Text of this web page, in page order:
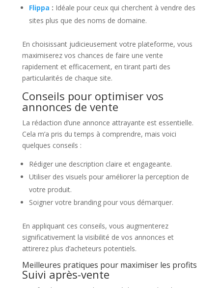
Flippa : Idéale pour ceux qui cherchent à vendre des
sites plus que des noms de domaine.
En choisissant judicieusement votre plateforme, vous
maximiserez vos chances de faire une vente
rapidement et efficacement, en tirant parti des
particularités de chaque site.
Conseils pour optimiser vos
annonces de vente
La rédaction d’une annonce attrayante est essentielle.
Cela m’a pris du temps à comprendre, mais voici
quelques conseils :
Rédiger une description claire et engageante.
Utiliser des visuels pour améliorer la perception de
votre produit.
Soigner votre branding pour vous démarquer.
En appliquant ces conseils, vous augmenterez
significativement la visibilité de vos annonces et
attirerez plus d’acheteurs potentiels.
Meilleures pratiques pour maximiser les profits
Suivi après-vente